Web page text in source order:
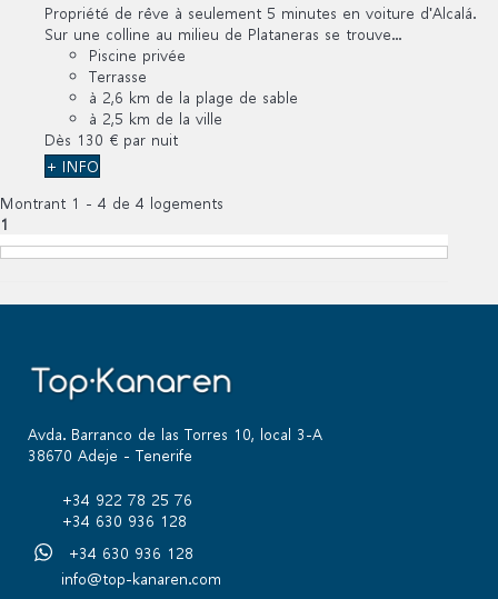
Propriété de rêve à seulement 5 minutes en voiture d'Alcalá.
Sur une colline au milieu de Plataneras se trouve...
Piscine privée
Terrasse
à 2,6 km de la plage de sable
à 2,5 km de la ville
Dès 130 € par nuit
+ INFO
Montrant 1 - 4 de 4 logements
1
Avda. Barranco de las Torres 10, local 3-A
38670 Adeje - Tenerife
+34 922 78 25 76
+34 630 936 128
+34 630 936 128
info@top-kanaren.com